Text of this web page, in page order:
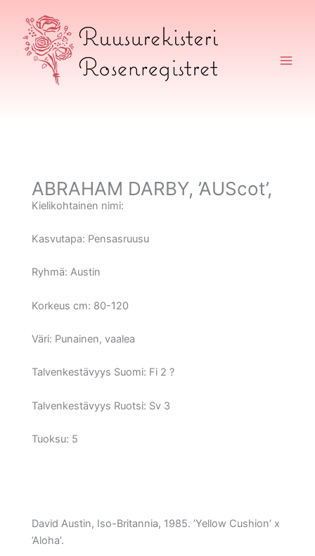
sisältöön
ABRAHAM DARBY, ’AUScot’,
Kielikohtainen nimi:
Kasvutapa: Pensasruusu
Ryhmä: Austin
Korkeus cm: 80-120
Väri: Punainen, vaalea
Talvenkestävyys Suomi: Fi 2 ?
Talvenkestävyys Ruotsi: Sv 3
Tuoksu: 5
David Austin, Iso-Britannia, 1985. ’Yellow Cushion’ x
’Aloha’.